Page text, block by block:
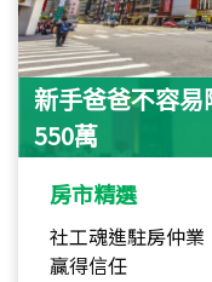
新手爸爸不容
550萬
房市精選
社工魂進駐房仲
贏得信任